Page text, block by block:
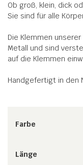
Ob groß, klein, dick
Sie sind für alle
Die Klemmen
Metall und sind
auf die Klemmen
Handgefertigt in den
Farbe
Länge